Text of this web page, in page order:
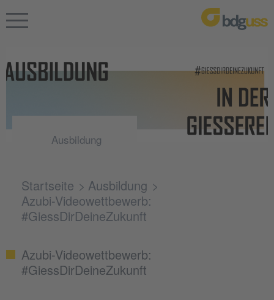
Ausbildung
Startseite
Ausbildung
Azubi-Videowettbewerb:
#GiessDirDeineZukunft
Azubi-Videowettbewerb:
#GiessDirDeineZukunft